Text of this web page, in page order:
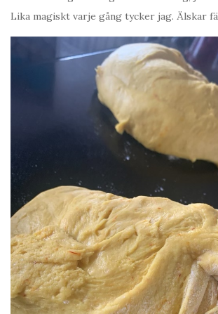
Lika magiskt varje gång tycker jag. Älskar